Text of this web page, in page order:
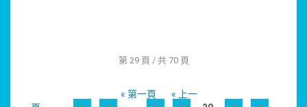
第 29 頁 / 共 70 頁
« 第一頁
« 上一